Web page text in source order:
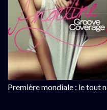
Première mondiale : le tout